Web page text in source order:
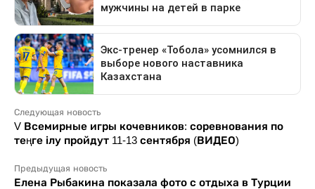
Следующая новость
V Всемирные игры кочевников: соревнования по
теңге ілу пройдут 11-13 сентября (ВИДЕО)
Предыдущая новость
Елена Рыбакина показала фото с отдыха в Турции